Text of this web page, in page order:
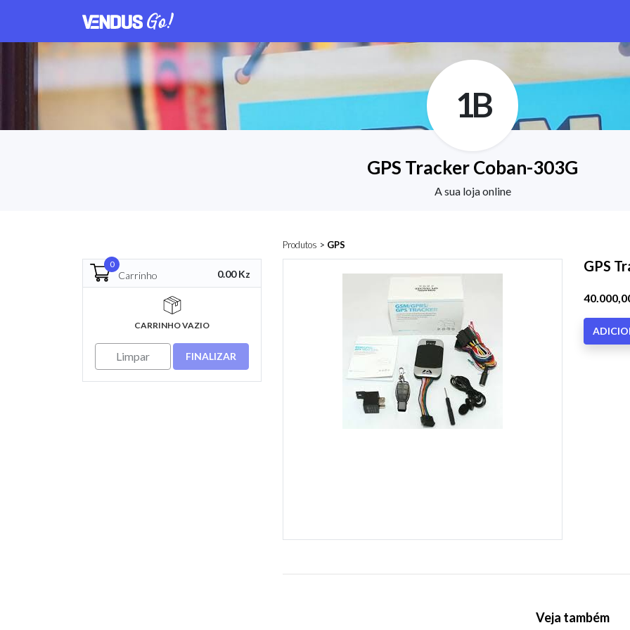
1B
GPS Tracker Coban-303G
A sua loja online
Produtos > GPS
0
Carrinho 0.00 Kz
CARRINHO VAZIO
Limpar FINALIZAR
GPS
Veja também